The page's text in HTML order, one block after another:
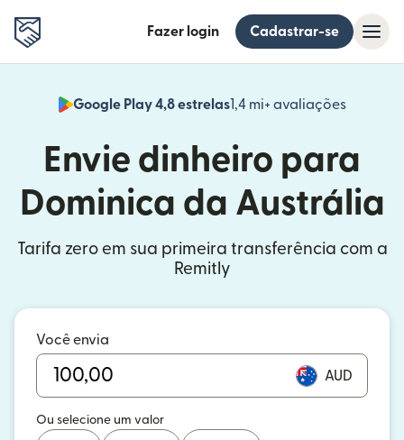
Fazer login Cadastrar-se
Google Play 4,8 estrelas1,4 mi+ avaliações
(abre
Envie dinheiro para
Dominica da Austrália
Tarifa zero em sua primeira transferência com a
Remitly
Você envia
AUD
Ou selecione um valor